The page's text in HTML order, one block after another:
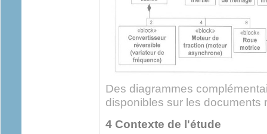
Des diagrammes
disponibles sur les documents
4 Contexte de l'étude